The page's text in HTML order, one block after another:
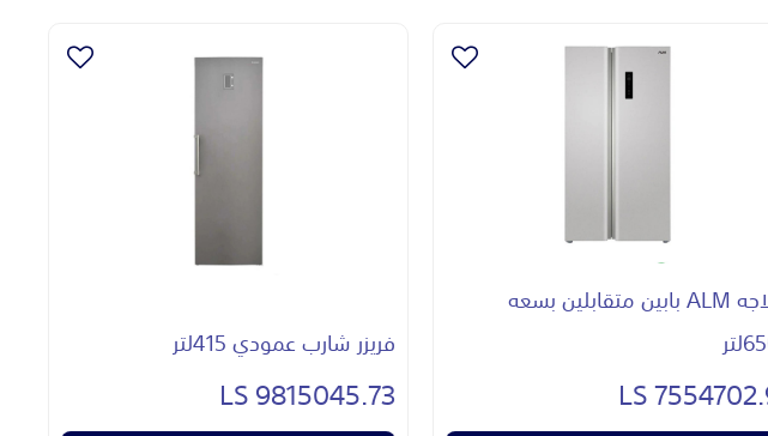
ثلاجه ALM بابين متقابلين بسعه
7554702.9
فريزر شارب عمودي 415لتر
9815045.73 LS